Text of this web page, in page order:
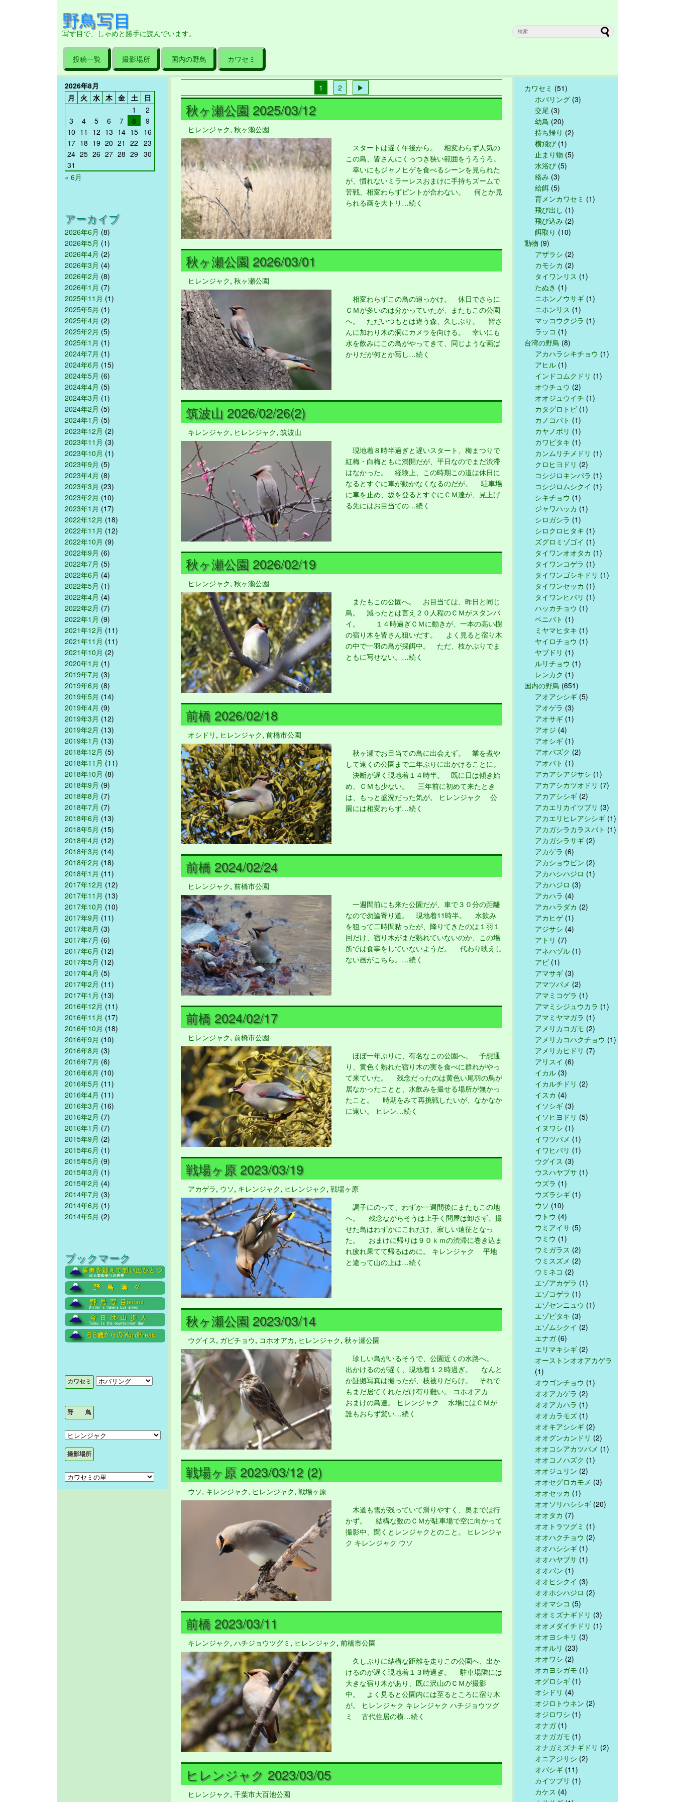
野鳥写目
写す目で、しゃめと勝手に読んでいます。
投稿一覧 撮影場所 国内の野鳥 カワセミ
2026年8月
月
火 水 木 金 土
日
1
2
3
4 5 6 7 8
9
10 11 12 13 14 15 16
17 18 19 20 21 22 23
24 25 26 27 28 29 30
31
« 6月
アーカイブ
2026年6月 (8)
2026年5月 (1)
2026年4月 (2)
2026年3月 (4)
2026年2月 (8)
2026年1月 (7)
2025年11月 (1)
2025年5月 (1)
2025年4月 (2)
2025年2月 (5)
2025年1月 (1)
2024年7月 (1)
2024年6月 (15)
2024年5月 (6)
2024年4月 (5)
2024年3月 (1)
2024年2月 (5)
2024年1月 (5)
2023年12月 (2)
2023年11月 (3)
2023年10月 (1)
2023年9月 (5)
2023年4月 (8)
2023年3月 (23)
2023年2月 (10)
2023年1月 (17)
2022年12月 (18)
2022年11月 (12)
2022年10月 (9)
2022年9月 (6)
2022年7月 (5)
2022年6月 (4)
2022年5月 (1)
2022年4月 (4)
2022年2月 (7)
2022年1月 (9)
2021年12月 (11)
2021年11月 (11)
2021年10月 (2)
2020年1月 (1)
2019年7月 (3)
2019年6月 (8)
2019年5月 (14)
2019年4月 (9)
2019年3月 (12)
2019年2月 (13)
2019年1月 (13)
2018年12月 (5)
2018年11月 (11)
2018年10月 (8)
2018年9月 (9)
2018年8月 (7)
2018年7月 (7)
2018年6月 (13)
2018年5月 (15)
2018年4月 (12)
2018年3月 (14)
2018年2月 (18)
2018年1月 (11)
2017年12月 (12)
2017年11月 (13)
2017年10月 (10)
2017年9月 (11)
2017年8月 (3)
2017年7月 (6)
2017年6月 (12)
2017年5月 (12)
2017年4月 (5)
2017年2月 (11)
2017年1月 (13)
2016年12月 (11)
2016年11月 (17)
2016年10月 (18)
2016年9月 (10)
2016年8月 (3)
2016年7月 (6)
2016年6月 (10)
2016年5月 (11)
2016年4月 (11)
2016年3月 (16)
2016年2月 (7)
2016年1月 (7)
2015年9月 (2)
2015年6月 (1)
2015年5月 (9)
2015年3月 (1)
2015年2月 (4)
2014年7月 (3)
2014年6月 (1)
2014年5月 (2)
ブックマーク
1 2 ▶
秋ヶ瀬公園 2025/03/12
ヒレンジャク, 秋ヶ瀬公園
スタートは遅く午後から。 相変わらず人気の
この鳥、皆さんにくっつき狭い範囲をうろうろ。
幸いにもジャノヒゲを食べるシーンを見られた
が、慣れないミラーレスおまけに手持ちズームで
苦戦、相変わらずピントが合わない。 何とか見
られる画を大トリ…続く
秋ヶ瀬公園 2026/03/01
ヒレンジャク, 秋ヶ瀬公園
相変わらずこの鳥の追っかけ。 休日でさらに
ＣＭが多いのは分かっていたが、またもこの公園
へ。 ただいつもとは違う森、久しぶり。 皆さ
んに加わり木の洞にカメラを向ける。 幸いにも
水を飲みにこの鳥がやってきて、同じような画ば
かりだが何とか写し…続く
筑波山 2026/02/26(2)
キレンジャク, ヒレンジャク, 筑波山
現地着８時半過ぎと遅いスタート、梅まつりで
紅梅・白梅ともに満開だが、平日なのでまだ渋滞
はなかった。 経験上、この時期この道は休日に
なるとすぐに車が動かなくなるのだが。 駐車場
に車を止め、坂を登るとすぐにＣＭ達が、見上げ
る先にはお目当ての…続く
秋ヶ瀬公園 2026/02/19
ヒレンジャク, 秋ヶ瀬公園
またもこの公園へ。 お目当ては、昨日と同じ
鳥。 減ったとは言え２０人程のＣＭがスタンバ
イ。 １４時過ぎＣＭに動きが、一本の高い樹
の宿り木を皆さん狙いだす。 よく見ると宿り木
の中で一羽の鳥が採餌中。 ただ、枝かぶりでま
ともに写せない。…続く
前橋 2026/02/18
オシドリ , ヒレンジャク, 前橋市公園
秋ヶ瀬でお目当ての鳥に出会えず。 業を煮や
して遠くの公園まで二年ぶりに出かけることに。
決断が遅く現地着１４時半。 既に日は傾き始
め、ＣＭも少ない。 三年前に初めて来たとき
は、もっと盛況だった気が。 ヒレンジャク 公
園には相変わらず…続く
前橋 2024/02/24
ヒレンジャク, 前橋市公園
一週間前にも来た公園だが、車で３０分の距離
なので勿論寄り道。 現地着11時半。 水飲み
を狙って二時間粘ったが、降りてきたのは１羽１
回だけ、宿り木がまだ熟れていないのか、この場
所では食事をしていないようだ。 代わり映えし
ない画がこちら。…続く
前橋 2024/02/17
ヒレンジャク, 前橋市公園
ほぼ一年ぶりに、有名なこの公園へ。 予想通
り、黄色く熟れた宿り木の実を食べに群れがやっ
て来ていた。 残念だったのは黄色い尾羽の鳥が
居なかったことと、水飲みを撮せる場所が無かっ
たこと。 時期をみて再挑戦したいが、なかなか
に遠い。 ヒレン…続く
戦場ヶ原 2023/03/19
アカゲラ, ウソ, キレンジャク, ヒレンジャク, 戦場ヶ原
調子にのって、わずか一週間後にまたもこの地
へ。 残念ながらそうは上手く問屋は卸さず、撮
せた鳥はわずかにこれだけ、寂しい遠征となっ
た。 おまけに帰りは９０ｋｍの渋滞に巻き込ま
れ疲れ果てて帰るはめに。 キレンジャク 平地
と違って山の上は…続く
秋ヶ瀬公園 2023/03/14
ウグイス, ガビチョウ, コホオアカ, ヒレンジャク, 秋ヶ瀬公園
珍しい鳥がいるそうで、公園近くの水路へ。
出かけるのが遅く、現地着１２時過ぎ。 なんと
か証拠写真は撮ったが、枝被りだらけ。 それで
もまだ居てくれただけ有り難い。 コホオアカ
おまけの鳥達。 ヒレンジャク 水場にはＣＭが
誰もおらず驚い…続く
戦場ヶ原 2023/03/12 (2)
ウソ, キレンジャク, ヒレンジャク, 戦場ヶ原
木道も雪が残っていて滑りやすく、奥までは行
かず。 結構な数のＣＭが駐車場で空に向かって
撮影中、聞くとレンジャクとのこと。 ヒレンジャ
ク キレンジャク ウソ
前橋 2023/03/11
キレンジャク, ハチジョウツグミ , ヒレンジャク, 前橋市公園
久しぶりに結構な距離を走りこの公園へ、出か
けるのが遅く現地着１３時過ぎ。 駐車場隣には
大きな宿り木があり、既に沢山のＣＭが撮影
中。 よく見ると公園内には至るところに宿り木
が。 ヒレンジャク キレンジャク ハチジョウツグ
ミ 古代住居の横…続く
ヒレンジャク 2023/03/05
ヒレンジャク, 千葉市大百池公園
カワセミ (51)
ホバリング (3)
交尾 (3)
幼鳥 (20)
持ち帰り (2)
横飛び (1)
止まり物 (5)
水浴び (5)
絡み (3)
給餌 (5)
育メンカワセミ (1)
飛び出し (1)
飛び込み (2)
餌取り (10)
動物 (9)
アザラシ (2)
カモシカ (2)
タイワンリス (1)
たぬき (1)
ニホンノウサギ (1)
ニホンリス (1)
マッコウクジラ (1)
ラッコ (1)
台湾の野鳥 (8)
アカハラシキチョウ (1)
アヒル (1)
インドコムクドリ (1)
オウチュウ (2)
オオジュウイチ (1)
カタグロトビ (1)
カノコバト (1)
カヤノボリ (1)
カワビタキ (1)
カンムリチメドリ (1)
クロヒヨドリ (2)
コシジロキンパラ (1)
コシジロムシクイ (1)
シキチョウ (1)
ジャワハッカ (1)
シロガシラ (1)
シロクロヒタキ (1)
ズグロミゾゴイ (1)
タイワンオオタカ (1)
タイワンコゲラ (1)
タイワンゴシキドリ (1)
タイワンセッカ (1)
タイワンヒバリ (1)
ハッカチョウ (1)
ベニバト (1)
ミヤマヒタキ (1)
ヤイロチョウ (1)
ヤブドリ (1)
ルリチョウ (1)
レンカク (1)
国内の野鳥 (651)
アオアシシギ (5)
アオゲラ (3)
アオサギ (1)
アオジ (4)
アオシギ (1)
アオバズク (2)
アオバト (1)
アカアシアジサシ (1)
アカアシカツオドリ (7)
アカアシシギ (2)
アカエリカイツブリ (3)
アカエリヒレアシシギ (1)
アカガシラカラスバト (1)
アカガシラサギ (2)
アカゲラ (6)
アカショウビン (2)
アカハシハジロ (1)
アカハジロ (3)
アカハラ (4)
アカハラダカ (2)
アカヒゲ(1)
アジサシ (4)
アトリ (7)
アネハヅル (1)
アビ (1)
アマサギ (3)
アマツバメ (2)
アマミコゲラ (1)
アマミシジュウカラ (1)
アマミヤマガラ (1)
アメリカコガモ (2)
アメリカコハクチョウ (1)
アメリカヒドリ (7)
アリスイ (6)
イカル (3)
イカルチドリ (2)
イスカ (4)
イソシギ (3)
イソヒヨドリ (5)
イヌワシ (1)
イワツバメ (1)
イワヒバリ (1)
ウグイス (3)
ウスハヤブサ (1)
ウズラ (1)
ウズラシギ (1)
ウソ (10)
ウトウ (4)
ウミアイサ (5)
ウミウ (1)
ウミガラス (2)
ウミスズメ (2)
ウミネコ (2)
エゾアカゲラ (1)
エゾコゲラ (1)
エゾセンニュウ (1)
エゾビタキ (3)
エゾムシクイ (2)
エナガ(6)
エリマキシギ (2)
オーストンオオアカゲラ
(1)
オウゴンチョウ (1)
オオアカゲラ (2)
オオアカハラ (1)
オオカラモズ (1)
オオキアシシギ (2)
オオグンカンドリ (2)
オオコシアカツバメ (1)
オオコノハズク (1)
オオジュリン (2)
オオセグロカモメ (3)
オオセッカ (1)
オオソリハシシギ (20)
オオタカ (7)
オオトラツグミ (1)
オオハクチョウ (2)
オオハシシギ (1)
オオハヤブサ (1)
オオバン (1)
オオヒシクイ (3)
オオホシハジロ (2)
オオマシコ (5)
オオミズナギドリ (3)
オオメダイチドリ (1)
オオヨシキリ (3)
オオルリ (23)
オオワシ (2)
オカヨシガモ (1)
オグロシギ (1)
オシドリ (4)
オジロトウネン (2)
オジロワシ (1)
オナガ(1)
オナガガモ (1)
オナガミズナギドリ (2)
オニアジサシ (2)
オバシギ (11)
カイツブリ (1)
カケス (4)